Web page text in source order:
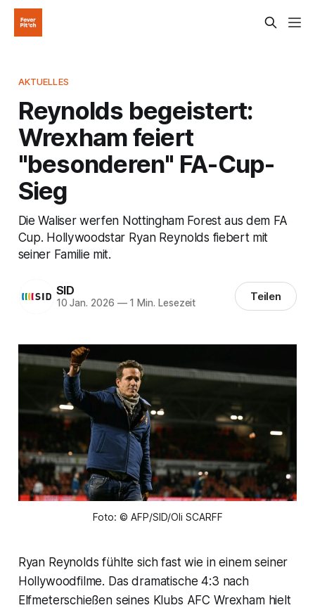
AKTUELLES
Reynolds begeistert:
Wrexham feiert
"besonderen" FA-Cup-
Sieg
Die Waliser werfen Nottingham Forest aus dem FA
Cup. Hollywoodstar Ryan Reynolds fiebert mit
seiner Familie mit.
SID
10 Jan. 2026 —1 Min. Lesezeit Teilen
Foto: © AFP/SID/Oli SCARFF
Ryan Reynolds fühlte sich fast wie in einem seiner
Hollywoodfilme. Das dramatische 4:3 nach
Elfmeterschießen seines Klubs AFC Wrexham hielt